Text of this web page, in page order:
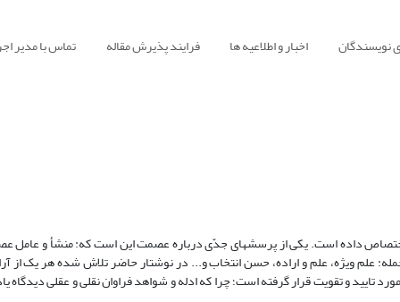
نویسندگان اخبار و اطلاعیه ها فرایند پذیرش مقاله تماس با مدیر
داده است. یکی از پرسش‏های جدّی درباره عصمت این است که: منشأ و عامل
علم ویژه، علم و اراده، حسن انتخاب و... در نوشتار حاضر تلاش شده هر یک از
تایید و تقویت قرار گرفته است؛ چرا که ادله و شواهد فراوان نقلی و عقلی دیدگاه